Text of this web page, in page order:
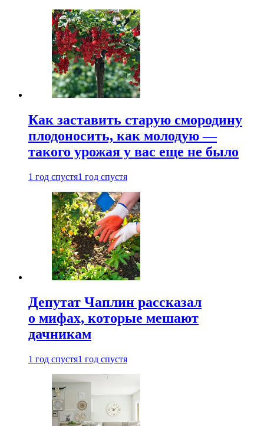
Как заставить старую смородину
плодоносить, как молодую —
такого урожая у вас еще не было
1 год спустя1 год спустя
Депутат Чаплин рассказал
о мифах, которые мешают
дачникам
1 год спустя1 год спустя